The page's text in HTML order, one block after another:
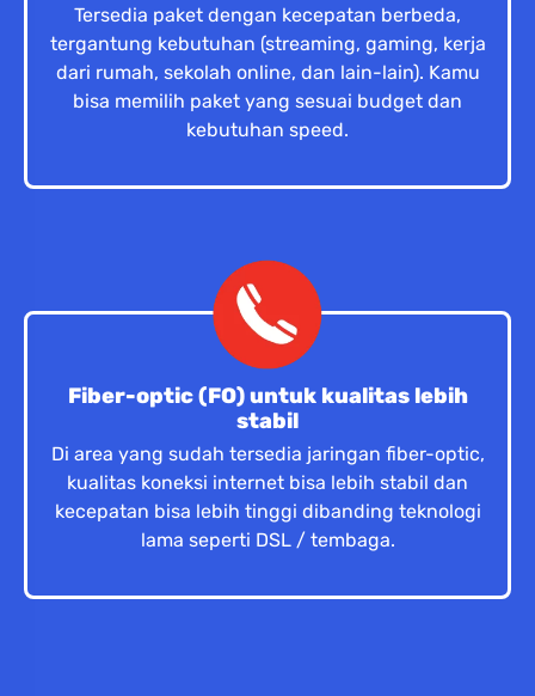
Tersedia paket dengan kecepatan berbeda,
tergantung kebutuhan (streaming, gaming, kerja
dari rumah, sekolah online, dan lain-lain). Kamu
bisa memilih paket yang sesuai budget dan
kebutuhan speed.
Fiber-optic (FO) untuk kualitas lebih
stabil
Di area yang sudah tersedia jaringan fiber-optic,
kualitas koneksi internet bisa lebih stabil dan
kecepatan bisa lebih tinggi dibanding teknologi
lama seperti DSL / tembaga.